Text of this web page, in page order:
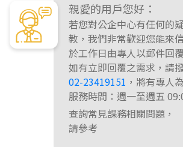
親愛的用戶您好：
若您對公企中心有任何的
教，我們非常歡迎您能來
於工作日由專人以郵件回
如有立即回覆之需求，請
02-23419151 ，將有專人
服務時間：週一至週五
查詢常見課務相關問題，
請參考